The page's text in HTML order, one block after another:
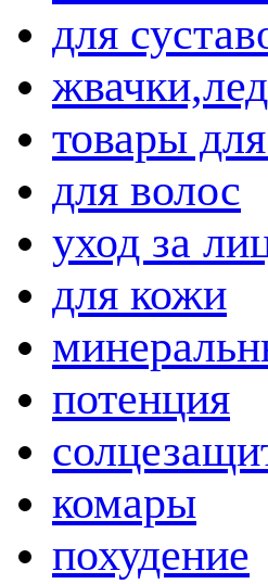
для
товары
для волос
уход за
для кожи
потенция
комары
похудение